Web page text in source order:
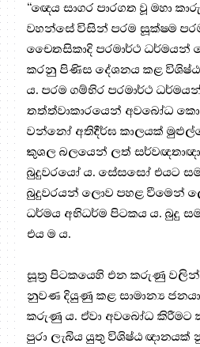
“ඥෙය සාගර පාරගත වූ මහා
වහන්සේ විසින් පරම සූක්ෂම
චෛතසිකාදි පරමාර්ථ ධර්මයන්
කරනු පිණිස දේශනය කළ
ය. පරම ගම්භිර පරමාර්ථ
තත්ත්වාකාරයෙන් අවබෝධ
වන්නෝ අතිදීර්ඝ කාලයක්
කුශල බලයෙන් ලත්
බුදුවරයෝ ය. සේසසෝ එයට
බුදුවරයන් ලොව පහළ වීමෙන්
ධර්මය අභිධර්ම පිටකය ය. බුදු
එය ම ය.
සූත්‍ර‍ පිටකයෙහි එන කරුණු
නුවණ දියුණු කළ සාමාන්‍ය
කරුණු ය. ඒවා අවබෝධ
පුරා ලැබිය යුතු විශිෂ්ඨ ඥානයක්